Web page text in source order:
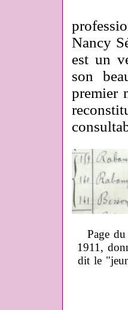
Nancy
est un
son
premier
Page
1911,
dit le